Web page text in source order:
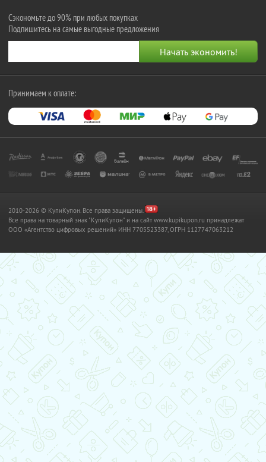
Сэкономьте до 90% при любых покупках
Подпишитесь на самые выгодные предложения
Принимаем к оплате:
2010-2026 © КупиКупон. Все права защищены.
Все права на товарный знак "КупиКупон" и на сайт www.kupikupon.ru принадлежат
OOO «Агентство цифровых решений» ИНН 7705523387, ОГРН 1127747063212